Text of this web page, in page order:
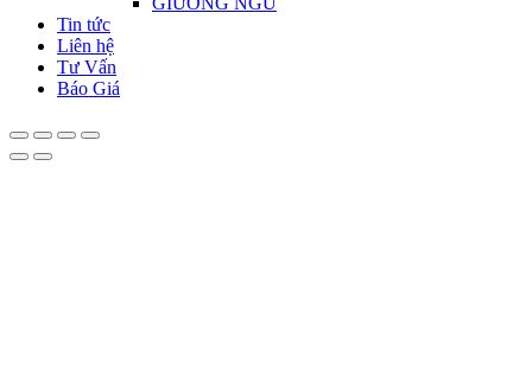
Tin tức
Liên hệ
Tư Vấn
Báo Giá